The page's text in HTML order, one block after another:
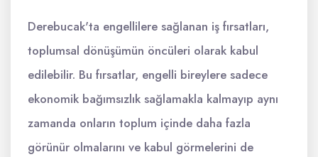
Derebucak'ta engellilere sağlanan iş fırsatları,
toplumsal dönüşümün öncüleri olarak kabul
edilebilir. Bu fırsatlar, engelli bireylere sadece
ekonomik bağımsızlık sağlamakla kalmayıp aynı
zamanda onların toplum içinde daha fazla
görünür olmalarını ve kabul görmelerini de